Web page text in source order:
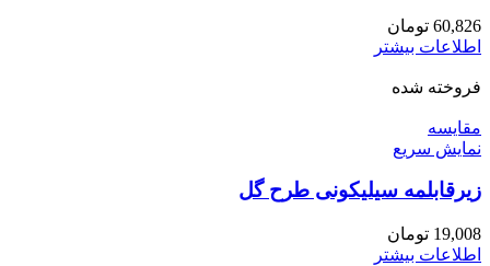
60,826 تومان
اطلاعات بیشتر
فروخته شده
مقايسه
نمایش سریع
زیرقابلمه سیلیکونی طرح گل
19,008 تومان
اطلاعات بیشتر